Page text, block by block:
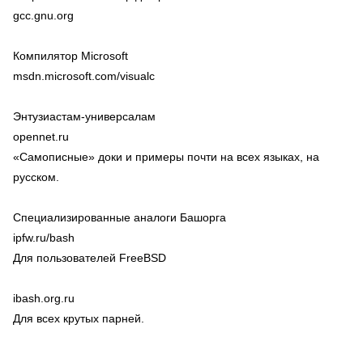
gcc.gnu.org
Компилятор Microsoft
msdn.microsoft.com/visualc
Энтузиастам-универсалам
opennet.ru
«Самописные» доки и примеры почти на всех языках, на
русском.
Специализированные аналоги Башорга
ipfw.ru/bash
Для пользователей FreeBSD
ibash.org.ru
Для всех крутых парней.